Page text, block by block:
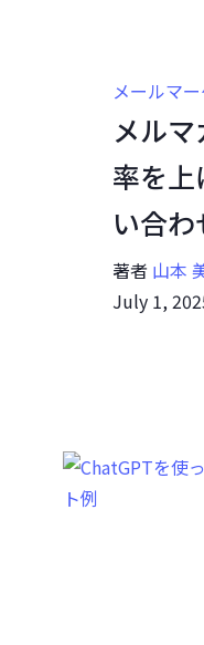
メールマ
メル
率を
い合
著者 山本
July 1,